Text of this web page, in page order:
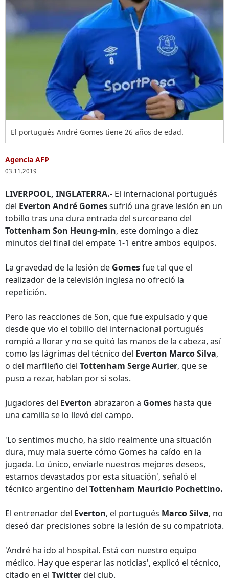
El portugués André Gomes tiene 26 años de edad.
Agencia AFP
03.11.2019
LIVERPOOL, INGLATERRA.- El internacional portugués
del Everton André Gomessufrió una grave lesión en un
tobillo tras una dura entrada del surcoreano del
Tottenham Son Heung-min, este domingo a diez
minutos del final del empate 1-1 entre ambos equipos.
La gravedad de la lesión de Gomesfue tal que el
realizador de la televisión inglesa no ofreció la
repetición.
Pero las reacciones de Son, que fue expulsado y que
desde que vio el tobillo del internacional portugués
rompió a llorar y no se quitó las manos de la cabeza, así
como las lágrimas del técnico del Everton Marco Silva,
o del marfileño del Tottenham Serge Aurier, que se
puso a rezar, hablan por si solas.
Jugadores del Everton abrazaron a Gomes hasta que
una camilla se lo llevó del campo.
'Lo sentimos mucho, ha sido realmente una situación
dura, muy mala suerte cómo Gomes ha caído en la
jugada. Lo único, enviarle nuestros mejores deseos,
estamos devastados por esta situación', señaló el
técnico argentino del Tottenham Mauricio Pochettino.
El entrenador del Everton, el portugués Marco Silva, no
deseó dar precisiones sobre la lesión de su compatriota.
'André ha ido al hospital. Está con nuestro equipo
médico. Hay que esperar las noticias', explicó el técnico,
citado en el Twitterdel club.